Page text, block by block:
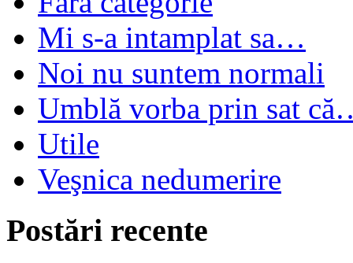
Mi s-a intamplat sa…
Noi nu suntem normali
Umblă vorba prin sat
Utile
Veşnica nedumerire
Postări recente